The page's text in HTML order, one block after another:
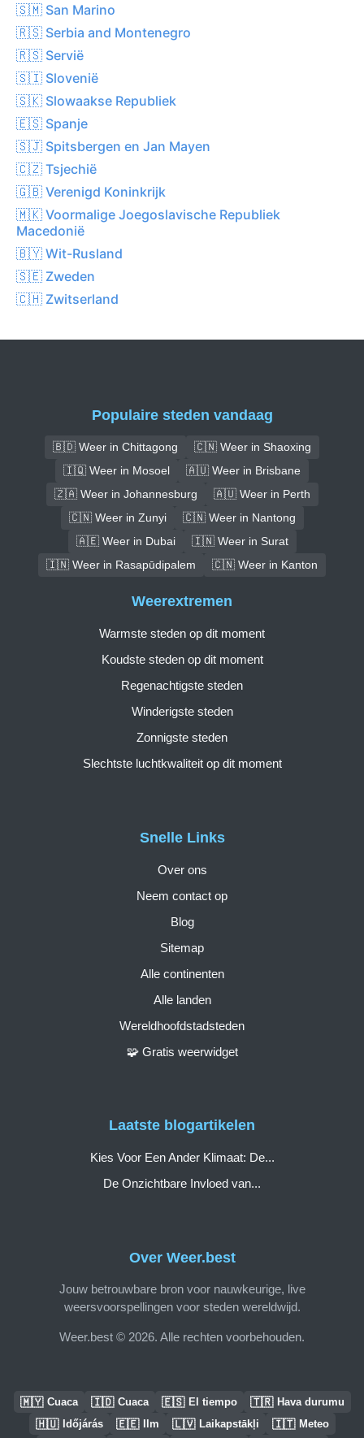
🇸🇲 San Marino
🇷🇸 Serbia and Montenegro
🇷🇸 Servië
🇸🇮 Slovenië
🇸🇰 Slowaakse Republiek
🇪🇸 Spanje
🇸🇯 Spitsbergen en Jan Mayen
🇨🇿 Tsjechië
🇬🇧 Verenigd Koninkrijk
🇲🇰 Voormalige Joegoslavische Republiek
Macedonië
🇧🇾 Wit-Rusland
🇸🇪 Zweden
🇨🇭 Zwitserland
Populaire steden vandaag
🇧🇩 Weer in Chittagong
🇨🇳 Weer in Shaoxing
🇮🇶 Weer in Mosoel
🇦🇺 Weer in Brisbane
🇿🇦 Weer in Johannesburg
🇦🇺 Weer in Perth
🇨🇳 Weer in Zunyi
🇨🇳 Weer in Nantong
🇦🇪 Weer in Dubai
🇮🇳 Weer in Surat
🇮🇳 Weer in Rasapūdipalem
🇨🇳 Weer in Kanton
Over Weer.best
Jouw betrouwbare bron voor nauwkeurige, live
weersvoorspellingen voor steden wereldwijd.
Weer.best © 2026. Alle rechten voorbehouden.
Snelle Links
Over ons
Neem contact op
Blog
Sitemap
Alle continenten
Alle landen
Wereldhoofdstadsteden
🧩 Gratis weerwidget
Weerextremen
Warmste steden op dit moment
Koudste steden op dit moment
Regenachtigste steden
Winderigste steden
Zonnigste steden
Slechtste luchtkwaliteit op dit moment
Laatste blogartikelen
Kies Voor Een Ander Klimaat: De...
De Onzichtbare Invloed van...
🇲🇾 Cuaca 🇮🇩 Cuaca 🇪🇸 El tiempo 🇹🇷 Hava durumu
🇭🇺 Időjárás 🇪🇪 Ilm 🇱🇻 Laikapstākļi 🇮🇹 Meteo